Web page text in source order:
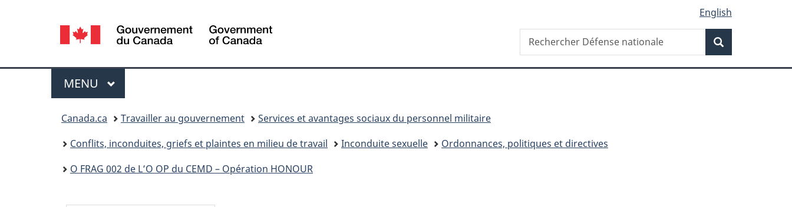
sujet
la
HTML
Sélection
de
la
langue
English
Canada
Recherche
Rechercher
Défense
Menu
MENU PRINCIPAL
Canada.ca Travailler au gouvernement
Services et avantages sociaux du personnel militaire
Conflits, inconduites, griefs et plaintes en milieu de travail
Inconduite sexuelle
Ordonnances, politiques et directives
O FRAG 002 de L’O OP du CEMD – Opération HONOUR